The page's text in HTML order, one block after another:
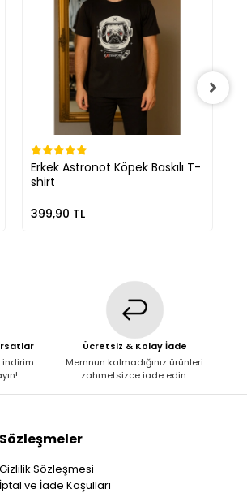
Erkek Astronot Köpek Baskılı T-
shirt
399,90 TL
indirim
Ücretsiz & Kolay İade
Memnun kalmadığınız ürünleri
zahmetsizce iade edin.
Sözleşmeler
Gizlilik Sözleşmesi
İptal ve İade Koşulları